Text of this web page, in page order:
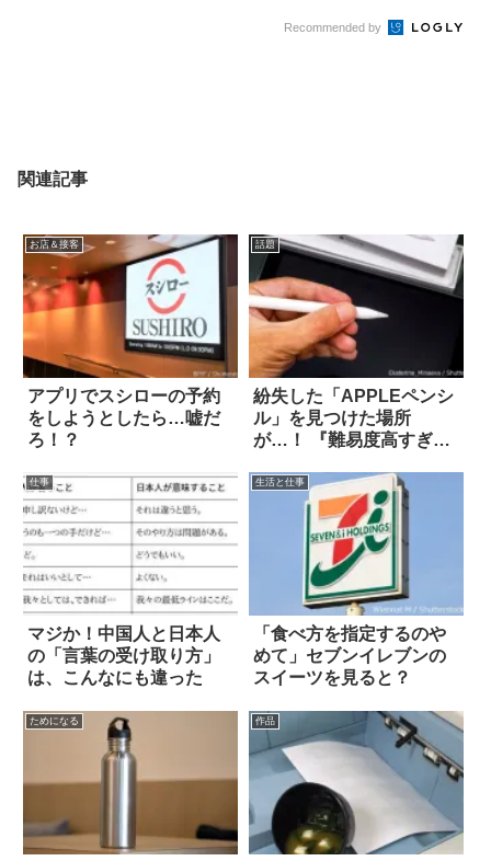
Recommended by
関連記事
お店＆接客
アプリでスシローの予約
をしようとしたら…嘘だ
ろ！？
話題
紛失した「APPLEペンシ
ル」を見つけた場所
が…！ 『難易度高すぎ
仕事
マジか！中国人と日本人
の「言葉の受け取り方」
は、こんなにも違った
生活と仕事
「食べ方を指定するのや
めて」セブンイレブンの
スイーツを見ると？
ためになる 作品